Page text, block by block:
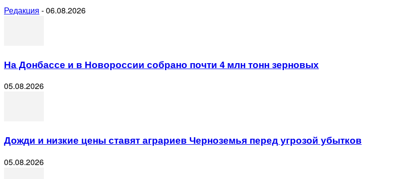
Редакция -06.08.2026
На Донбассе и в Новороссии собрано почти 4 млн тонн зерновых
05.08.2026
Дожди и низкие цены ставят аграриев Черноземья перед угрозой убытков
05.08.2026